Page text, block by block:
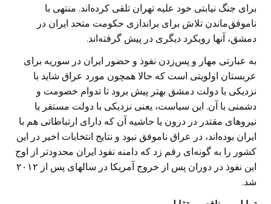
برای جنگ نیابتی خود علیه تهران تلقی کرده‌اند. منتهی با
ناموفق‌ماندن تلاش برای براندازی حکومت متحد ایران در
دمشق، آنها رویکرد دیگری در پیش گرفته‌اند.
به عبارتی مهار و پس‌زدن نفوذ و حضور ایران در سوریه برای
عربستان اولویتی است که حالا همچون مورد عراق شاید با
نزدیکی با دولت دمشق بهتر پیش برود تا تدوام خصومت و
دشمنی با آن. این سیاست، یعنی نزدیکی با دولت مستقر یا
نیروهای مقتدر در درون یا حاشیه آن که دارای ارتباطاتی هم با
ایران بوده‌اند، در عراق ناموفق نبود و نتایج انتخابات اخیر در این
کشور را به گونه‌ای رقم زد که دامنه نفوذ ایران محدودتر از اوج
این نفوذ در دوران پس از خروج آمریکا در سالهای پس از ۲۰۱۲
شد.